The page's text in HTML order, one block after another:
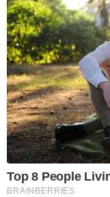
Top 8 People
BRAINBERRIES